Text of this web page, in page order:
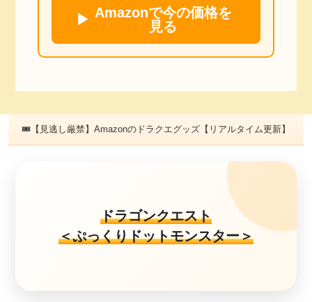
▶ Amazonで今の価格を
見る
🎟【見逃し厳禁】Amazonのドラクエグッズ【リアルタイム更新】
ドラゴンクエスト
＜ぷっくりドットモンスター＞